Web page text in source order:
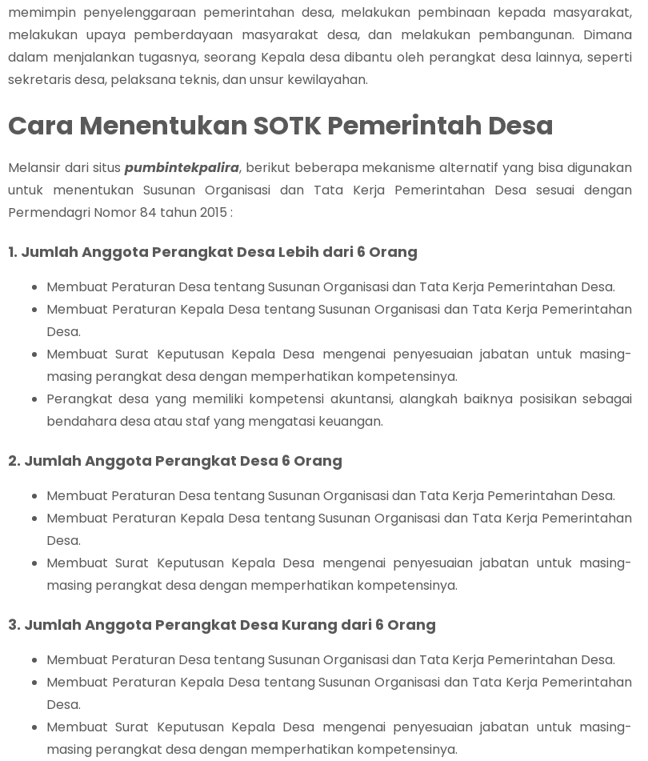
memimpin penyelenggaraan pemerintahan desa, melakukan pembinaan kepada masyarakat,
melakukan upaya pemberdayaan masyarakat desa, dan melakukan pembangunan. Dimana
dalam menjalankan tugasnya, seorang Kepala desa dibantu oleh perangkat desa lainnya, seperti
sekretaris desa, pelaksana teknis, dan unsur kewilayahan.
Cara Menentukan SOTK Pemerintah Desa
Melansir dari situs pumbintekpalira, berikut beberapa mekanisme alternatif yang bisa digunakan
untuk menentukan Susunan Organisasi dan Tata Kerja Pemerintahan Desa sesuai dengan
Permendagri Nomor 84 tahun 2015 :
1. Jumlah Anggota Perangkat Desa Lebih dari 6 Orang
Membuat Peraturan Desa tentang Susunan Organisasi dan Tata Kerja Pemerintahan Desa.
Membuat Peraturan Kepala Desa tentang Susunan Organisasi dan Tata Kerja Pemerintahan
Desa.
Membuat Surat Keputusan Kepala Desa mengenai penyesuaian jabatan untuk masing-
masing perangkat desa dengan memperhatikan kompetensinya.
Perangkat desa yang memiliki kompetensi akuntansi, alangkah baiknya posisikan sebagai
bendahara desa atau staf yang mengatasi keuangan.
2. Jumlah Anggota Perangkat Desa 6 Orang
Membuat Peraturan Desa tentang Susunan Organisasi dan Tata Kerja Pemerintahan Desa.
Membuat Peraturan Kepala Desa tentang Susunan Organisasi dan Tata Kerja Pemerintahan
Desa.
Membuat Surat Keputusan Kepala Desa mengenai penyesuaian jabatan untuk masing-
masing perangkat desa dengan memperhatikan kompetensinya.
3. Jumlah Anggota Perangkat Desa Kurang dari 6 Orang
Membuat Peraturan Desa tentang Susunan Organisasi dan Tata Kerja Pemerintahan Desa.
Membuat Peraturan Kepala Desa tentang Susunan Organisasi dan Tata Kerja Pemerintahan
Desa.
Membuat Surat Keputusan Kepala Desa mengenai penyesuaian jabatan untuk masing-
masing perangkat desa dengan memperhatikan kompetensinya.